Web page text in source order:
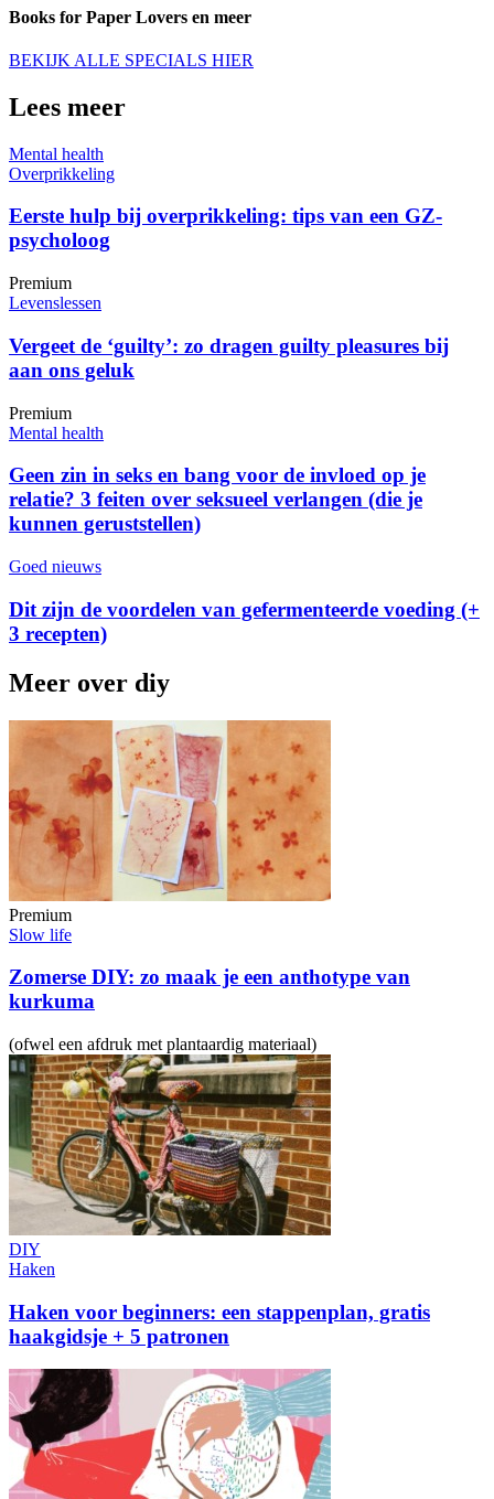
Books for Paper Lovers en meer
BEKIJK ALLE SPECIALS HIER
Lees meer
Mental health
Overprikkeling
Eerste hulp bij overprikkeling: tips van een GZ-
psycholoog
Premium
Levenslessen
Vergeet de ‘guilty’: zo dragen guilty pleasures bij
aan ons geluk
Premium
Mental health
Geen zin in seks en bang voor de invloed op je
relatie? 3 feiten over seksueel verlangen (die je
kunnen geruststellen)
Goed nieuws
Dit zijn de voordelen van gefermenteerde voeding (+
3 recepten)
Meer over diy
Premium
Slow life
Zomerse DIY: zo maak je een anthotype van
kurkuma
(ofwel een afdruk met plantaardig materiaal)
DIY
Haken
Haken voor beginners: een stappenplan, gratis
haakgidsje + 5 patronen